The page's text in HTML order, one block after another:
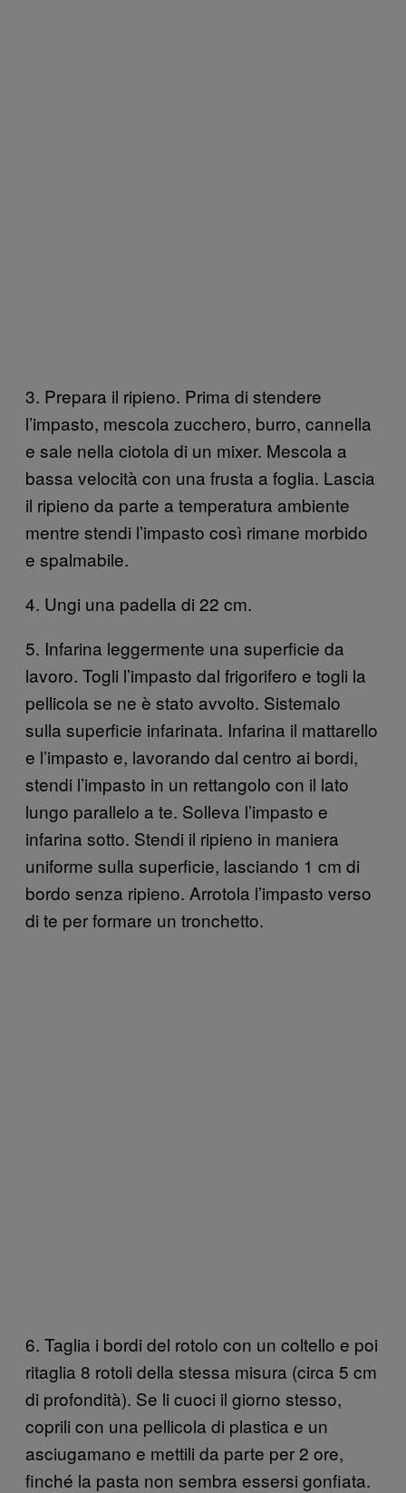
3. Prepara il ripieno. Prima di stendere
l’impasto, mescola zucchero, burro, cannella
e sale nella ciotola di un mixer. Mescola a
bassa velocità con una frusta a foglia. Lascia
il ripieno da parte a temperatura ambiente
mentre stendi l’impasto così rimane morbido
e spalmabile.
4. Ungi una padella di 22 cm.
5. Infarina leggermente una superficie da
lavoro. Togli l’impasto dal frigorifero e togli la
pellicola se ne è stato avvolto. Sistemalo
sulla superficie infarinata. Infarina il mattarello
e l’impasto e, lavorando dal centro ai bordi,
stendi l’impasto in un rettangolo con il lato
lungo parallelo a te. Solleva l’impasto e
infarina sotto. Stendi il ripieno in maniera
uniforme sulla superficie, lasciando 1 cm di
bordo senza ripieno. Arrotola l’impasto verso
di te per formare un tronchetto.
6. Taglia i bordi del rotolo con un coltello e poi
ritaglia 8 rotoli della stessa misura (circa 5 cm
di profondità). Se li cuoci il giorno stesso,
coprili con una pellicola di plastica e un
asciugamano e mettili da parte per 2 ore,
finché la pasta non sembra essersi gonfiata.